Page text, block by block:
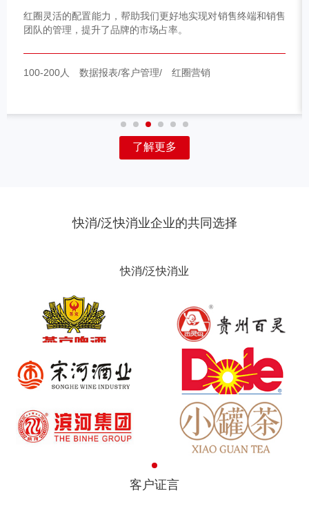
红圈灵活的配置能力，帮助我们更好地实现对销售终端和销售
团队的管理，提升了品牌的市场占率。
100-200人 数据报表/客户管理/ 红圈营销
了解更多
快消/泛快消业企业的共同选择
快消/泛快消业
客户证言